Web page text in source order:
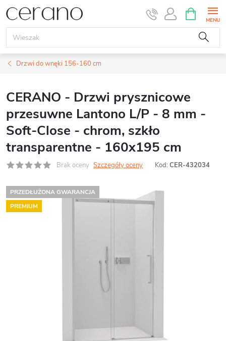
Przejść
do
treści
KOSZYK
Drzwi do wnęki 156-160 cm
CERANO - Drzwi prysznicowe
przesuwne Lantono L/P - 8 mm -
Soft-Close - chrom, szkło
transparentne - 160x195 cm
Brak oceny Szczegóły oceny Kod: CER-432034
PRZEDŁUŻONA GWARANCJA
PREMIUM